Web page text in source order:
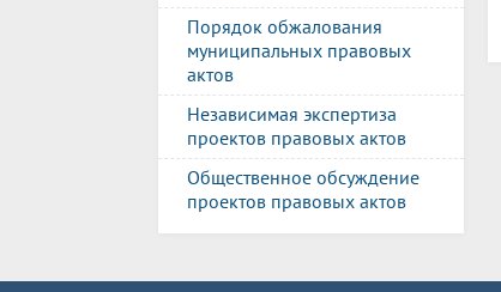
Порядок обжалования
муниципальных правовых
актов
Независимая экспертиза
проектов правовых актов
Общественное обсуждение
проектов правовых актов